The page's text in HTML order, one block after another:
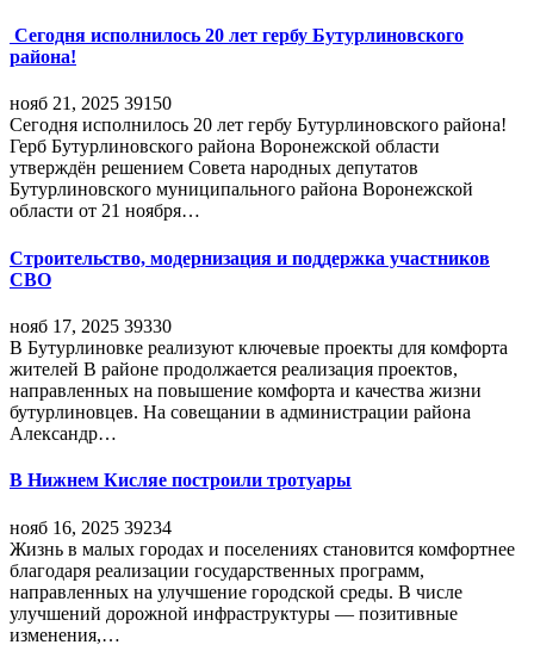
Сегодня исполнилось 20 лет гербу Бутурлиновского
района!
нояб 21, 2025 39150
Сегодня исполнилось 20 лет гербу Бутурлиновского района!
Герб Бутурлиновского района Воронежской области
утверждён решением Совета народных депутатов
Бутурлиновского муниципального района Воронежской
области от 21 ноября…
Строительство, модернизация и поддержка участников
СВО
нояб 17, 2025 39330
В Бутурлиновке реализуют ключевые проекты для комфорта
жителей В районе продолжается реализация проектов,
направленных на повышение комфорта и качества жизни
бутурлиновцев. На совещании в администрации района
Александр…
В Нижнем Кисляе построили тротуары
нояб 16, 2025 39234
Жизнь в малых городах и поселениях становится комфортнее
благодаря реализации государственных программ,
направленных на улучшение городской среды. В числе
улучшений дорожной инфраструктуры — позитивные
изменения,…